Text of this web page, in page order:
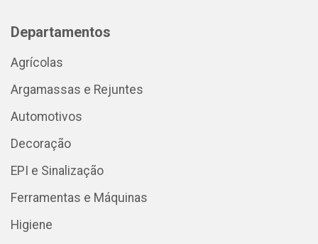
Departamentos
Agrícolas
Argamassas e Rejuntes
Automotivos
Decoração
EPI e Sinalização
Ferramentas e Máquinas
Higiene